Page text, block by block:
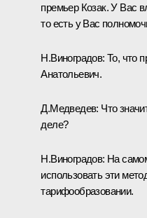
премьер Козак. У Вас
то есть у Вас
Н.Виноградов: То, что
Анатольевич.
Д.Медведев: Что
деле?
Н.Виноградов: На
использовать эти
тарифообразовании.